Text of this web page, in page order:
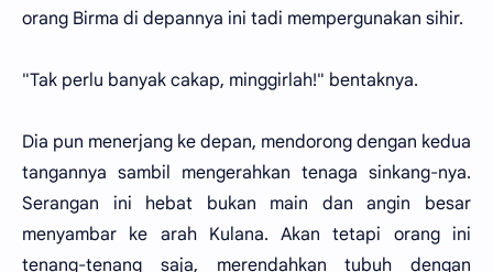
orang Birma di depannya ini tadi mempergunakan sihir.
"Tak perlu banyak cakap, minggirlah!" bentaknya.
Dia pun menerjang ke depan, mendorong dengan kedua
tangannya sambil mengerahkan tenaga sinkang-nya.
Serangan ini hebat bukan main dan angin besar
menyambar ke arah Kulana. Akan tetapi orang ini
tenang-tenang saja, merendahkan tubuh dengan